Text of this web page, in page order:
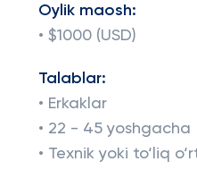
Oylik maosh:
• $1000 (USD)
Talablar:
• Erkaklar
• 22 - 45 yoshgacha
• Texnik yoki to‘liq